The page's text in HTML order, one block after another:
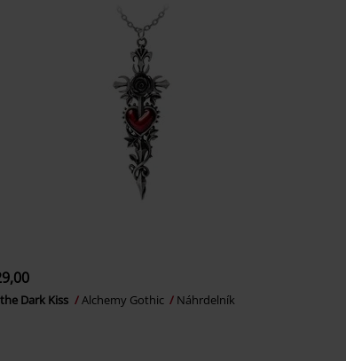
Dark Kiss Alchemy Gothic Náhrdelník